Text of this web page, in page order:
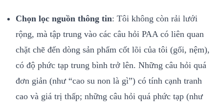
Chọn lọc nguồn thông tin: Tôi không còn rải lưới
rộng, mà tập trung vào các câu hỏi PAA có liên quan
chặt chẽ đến dòng sản phẩm cốt lõi của tôi (gối, nệm),
có độ phức tạp trung bình trở lên. Những câu hỏi quá
đơn giản (như “cao su non là gì”) có tính cạnh tranh
cao và giá trị thấp; những câu hỏi quá phức tạp (như